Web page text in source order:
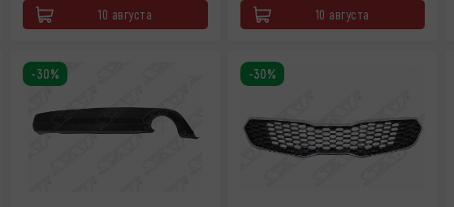
10 августа 10 августа
-30% -30%